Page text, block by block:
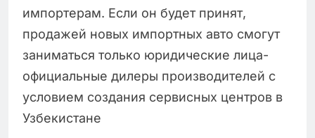
импортерам. Если он будет принят,
продажей новых импортных авто смогут
заниматься только юридические лица-
официальные дилеры производителей с
условием создания сервисных центров в
Узбекистане